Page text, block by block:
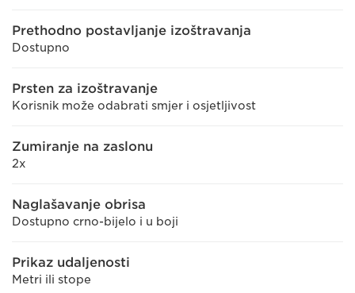
Prethodno postavljanje izoštravanja
Dostupno
Prsten za izoštravanje
Korisnik može odabrati smjer i osjetljivost
Zumiranje na zaslonu
2x
Naglašavanje obrisa
Dostupno crno-bijelo i u boji
Prikaz udaljenosti
Metri ili stope